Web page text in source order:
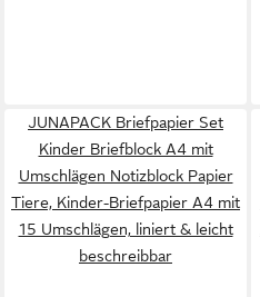
JUNAPACK Briefpapier Set
Kinder Briefblock A4 mit
Umschlägen Notizblock Papier
Tiere, Kinder-Briefpapier A4 mit
15 Umschlägen, liniert & leicht
beschreibbar